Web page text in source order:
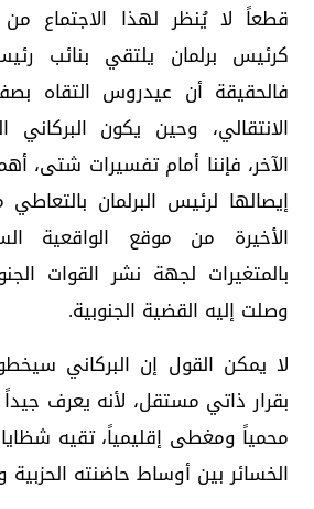
قطعاً لا يُنظر لهذا الاجتماع من
كرئيس برلمان يلتقي بنائب
فالحقيقة أن عيدروس التقاه
الانتقالي، وحين يكون
الآخر، فإننا أمام تفسيرات شتى،
إيصالها لرئيس البرلمان
الأخيرة من موقع الواقعية
بالمتغيرات لجهة نشر القوات
وصلت إليه القضية الجنوبية.
لا يمكن القول إن البركاني
بقرار ذاتي مستقل، لأنه يعرف
محمياً ومغطى إقليمياً، تقيه
الخسائر بين أوساط حاضنته